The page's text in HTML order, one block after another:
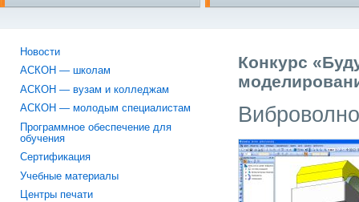
Новости
АСКОН — школам
АСКОН — вузам и колледжам
АСКОН — молодым специалистам
Программное обеспечение для
обучения
Сертификация
Учебные материалы
Центры печати
Конкурс